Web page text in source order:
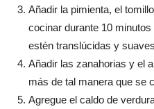
Añadir la pimienta, el
cocinar durante 10
estén translúcidas y
Añadir las zanahorias y el
más de tal manera que se
Agregue el caldo de